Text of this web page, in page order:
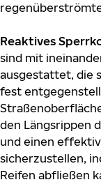
Reaktives
sind mit
ausgestattet, die
fest
den Längsrippen
und einen
sicherzustellen,
Reifen abfließen